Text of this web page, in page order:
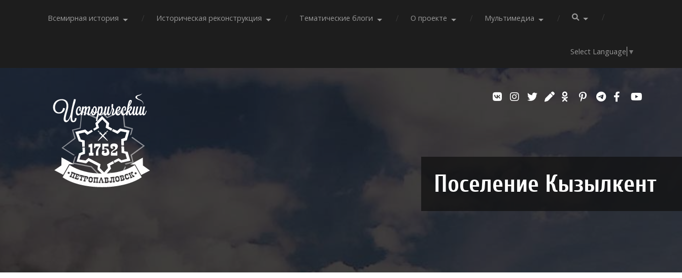
Всемирная история Историческая реконструкция Тематические блоги О проекте Мультимедиа
Select Language ▼
Поселение Кызылкент